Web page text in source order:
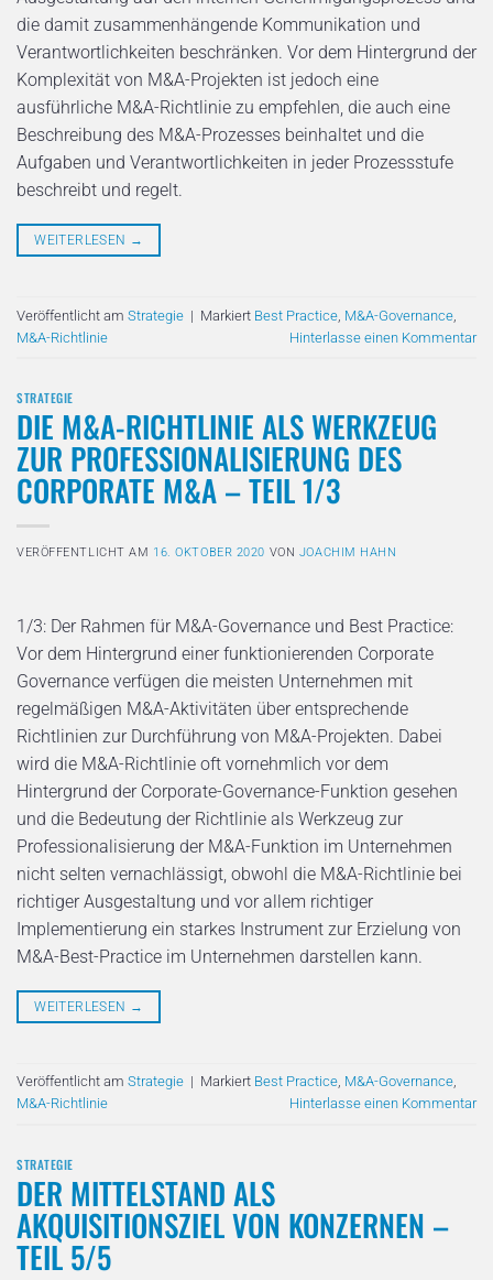
die damit zusammenhängende Kommunikation und
Verantwortlichkeiten beschränken. Vor dem Hintergrund der
Komplexität von M&A-Projekten ist jedoch eine
ausführliche M&A-Richtlinie zu empfehlen, die auch eine
Beschreibung des M&A-Prozesses beinhaltet und die
Aufgaben und Verantwortlichkeiten in jeder Prozessstufe
beschreibt und regelt.
WEITERLESEN →
Veröffentlicht am Strategie | Markiert Best Practice M&A-Governance
M&A-Richtlinie
Hinterlasse einen Kommentar
STRATEGIE
DIE M&A-RICHTLINIE ALS WERKZEUG
ZUR PROFESSIONALISIERUNG DES
CORPORATE M&A – TEIL 1/3
VERÖFFENTLICHT AM 16. OKTOBER 2020 VON JOACHIM HAHN
1/3: Der Rahmen für M&A-Governance und Best Practice:
Vor dem Hintergrund einer funktionierenden Corporate
Governance verfügen die meisten Unternehmen mit
regelmäßigen M&A-Aktivitäten über entsprechende
Richtlinien zur Durchführung von M&A-Projekten. Dabei
wird die M&A-Richtlinie oft vornehmlich vor dem
Hintergrund der Corporate-Governance-Funktion gesehen
und die Bedeutung der Richtlinie als Werkzeug zur
Professionalisierung der M&A-Funktion im Unternehmen
nicht selten vernachlässigt, obwohl die M&A-Richtlinie bei
richtiger Ausgestaltung und vor allem richtiger
Implementierung ein starkes Instrument zur Erzielung von
M&A-Best-Practice im Unternehmen darstellen kann.
WEITERLESEN →
Veröffentlicht am Strategie | Markiert Best Practice, M&A-Governance,
M&A-Richtlinie
Hinterlasse einen Kommentar
STRATEGIE
DER MITTELSTAND ALS
AKQUISITIONSZIEL VON KONZERNEN –
TEIL 5/5